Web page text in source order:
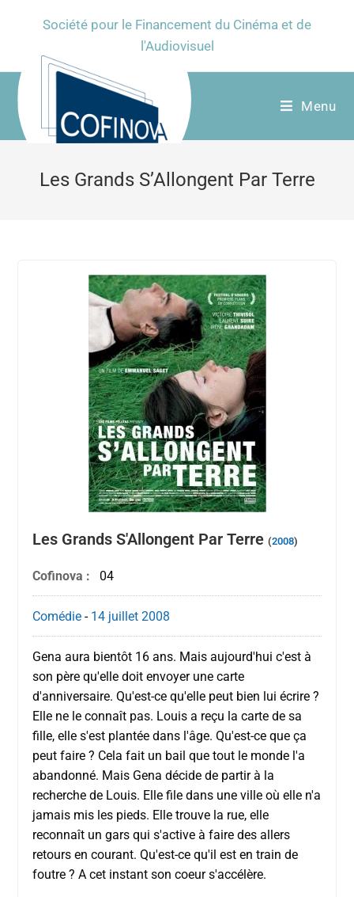
Société pour le Financement du Cinéma et de
l'Audiovisuel
Menu
Les Grands S’Allongent Par Terre
Les Grands S'Allongent Par Terre(2008)
Cofinova : 04
Comédie - 14 juillet 2008
Gena aura bientôt 16 ans. Mais aujourd'hui c'est à
son père qu'elle doit envoyer une carte
d'anniversaire. Qu'est-ce qu'elle peut bien lui écrire ?
Elle ne le connaît pas. Louis a reçu la carte de sa
fille, elle s'est plantée dans l'âge. Qu'est-ce que ça
peut faire ? Cela fait un bail que tout le monde l'a
abandonné. Mais Gena décide de partir à la
recherche de Louis. Elle file dans une ville où elle n'a
jamais mis les pieds. Elle trouve la rue, elle
reconnaît un gars qui s'active à faire des allers
retours en courant. Qu'est-ce qu'il est en train de
foutre ? A cet instant son coeur s'accélère.